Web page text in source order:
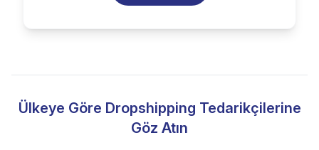
Ülkeye Göre Dropshipping Tedarikçilerine
Göz Atın